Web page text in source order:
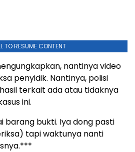
TO RESUME CONTENT
nantinya video
penyidik. Nantinya, polisi
terkait ada atau tidaknya
ini.
barang bukti. Iya dong pasti
tapi waktunya nanti